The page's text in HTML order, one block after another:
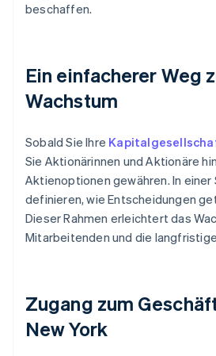
beschaffen.
Ein einfacherer Weg
Wachstum
Sobald Sie Ihre
Sie Aktionärinnen und Aktionäre
Aktienoptionen gewähren. In einer
definieren, wie Entscheidungen
Dieser Rahmen erleichtert das
Mitarbeitenden und die
Zugang zum
New York